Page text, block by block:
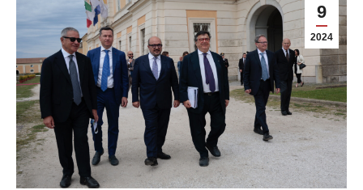
9
2024